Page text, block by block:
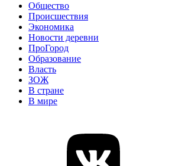
Общество
Происшествия
Экономика
Новости деревни
ПроГород
Образование
Власть
ЗОЖ
В стране
В мире